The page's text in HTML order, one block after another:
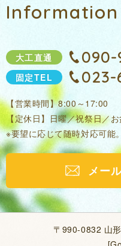
Information
大工直通 090-
固定TEL 023-
【営業時間】8:00～17:00
【定休日】日曜／祝祭日／
※要望に応じて随時対応可能。
メー
〒990-0832 山